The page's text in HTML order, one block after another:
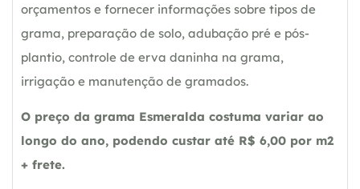
orçamentos e fornecer informações sobre tipos de
grama, preparação de solo, adubação pré e pós-
plantio, controle de erva daninha na grama,
irrigação e manutenção de gramados.
O preço da grama Esmeralda costuma variar ao
longo do ano, podendo custar até R$ 6,00 por m2
+ frete.